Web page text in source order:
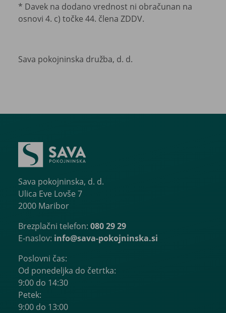
* Davek na dodano vrednost ni obračunan na
osnovi 4. c) točke 44. člena ZDDV.
Sava pokojninska družba, d. d.
Sava pokojninska, d. d.
Ulica Eve Lovše 7
2000 Maribor
Brezplačni telefon: 080 29 29
E-naslov: info@sava-pokojninska.si
Poslovni čas:
Od ponedeljka do četrtka:
9:00 do 14:30
Petek:
9:00 do 13:00